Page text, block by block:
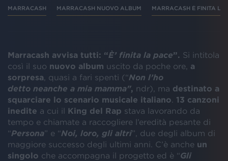
MARRACASH MARRACASH NUOVO ALBUM MARRACASH È FINITA LA
Marracash avvisa tutti: “È’ finita la pace”. Si intitola
così il suo nuovo album uscito da poche ore, a
sorpresa , quasi a fari spenti (“Non l’ho
detto neanche a mia mamma", ndr), ma destinato a
squarciare lo scenario musicale italiano
13 canzoni
inedite a cui il King del Rap stava lavorando da
tempo e chiamate a raccogliere l’eredità pesante di
“Persona” e “Noi, loro, gli altri”, due degli album di
maggiore successo degli ultimi anni. C’è anche un
singolo che accompagna il progetto ed è “Gli